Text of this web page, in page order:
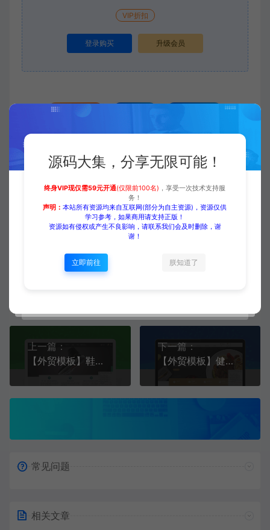
VIP折扣
登录购买 升级会员
源码大集 HTML模板
【外贸模板】食品及饮料行业 深
https://www.yuanmadaji.com/5533.html
上一篇：
【外贸模板】鞋类服装类 蓝+白款 响应式模板
下一篇：
【外贸模板】健康美食餐饮行业 灰色款 响应式模板
常见问题
相关文章
源码大集，分享无限可能！
终身VIP现仅需59元开通(仅限前100名) ，享受一次技术支持服
务！
声明：本站所有资源均来自互联网(部分为自主资源)，资源仅供
学习参考，如果商用请支持正版！
资源如有侵权或产生不良影响，请联系我们会及时删除，谢
谢！
立即前往 朕知道了